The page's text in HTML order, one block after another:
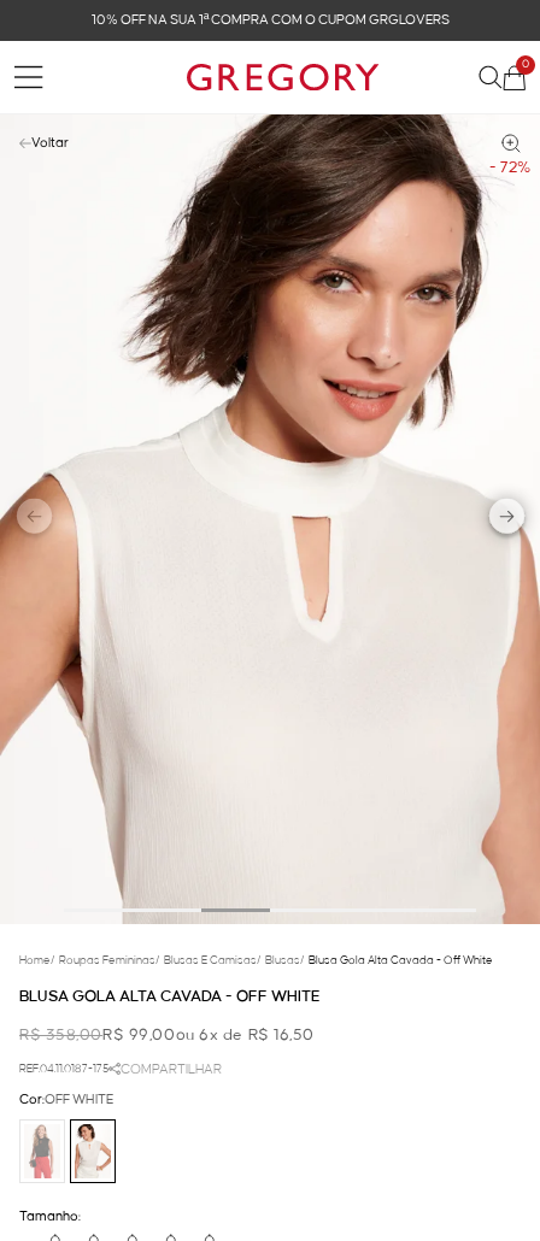
FRETE GRÁTIS NAS COMPRAS ACIMA
0
- 72%
Voltar
Home/ Roupas Femininas/ Blusas E Camisas/ Blusas/ Blusa Gola Alta Cavada - Off White
BLUSA GOLA ALTA CAVADA - OFF WHITE
R$ 358,00R$ 99,00ou 6x de R$ 16,50
REF.04.11.0187-175 COMPARTILHAR
Cor:OFF WHITE
Tamanho: